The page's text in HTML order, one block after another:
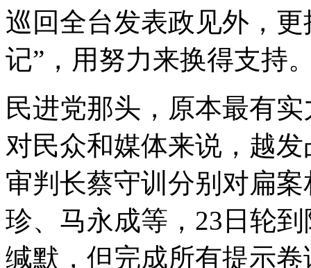
巡回全台发表政见外，
记”，用努力来换得支持
民进党那头，原本最有
对民众和媒体来说，越
审判长蔡守训分别对扁
珍、马永成等，23日轮
缄默，但完成所有提示